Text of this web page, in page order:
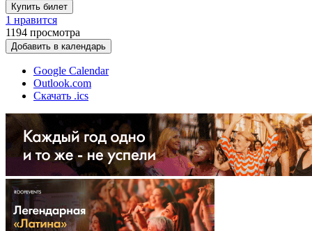
Купить билет
1 нравится
1194 просмотра
Добавить в календарь
Google Calendar
Outlook.com
Скачать .ics